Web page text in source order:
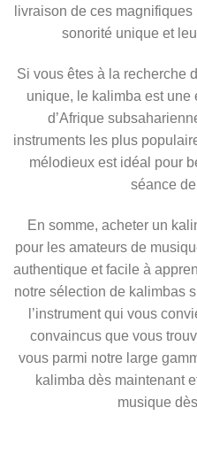
livraison de ces
sonorité unique et
Si vous êtes à la recherche
unique, le kalimba est
d’Afrique
instruments les plus
mélodieux est idéal pour
séance
En somme, acheter un
pour les amateurs de
authentique et facile à
notre sélection de kalimbas
l’instrument qui vous
convaincus que vous
vous parmi notre large
kalimba dès maintenant
musique